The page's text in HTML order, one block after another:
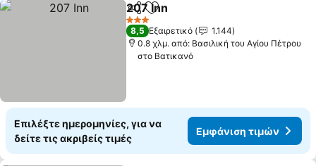
Κοινοποίηση
Προσθήκη στα αγαπημένα
207 Inn
3 Αστέρια
8,5 Εξαιρετικό
1.144
0.8 χλμ. από: Βασιλική του Αγίου Πέτρου
στο Βατικανό
Επιλέξτε ημερομηνίες, για να
δείτε τις ακριβείς τιμές
Εμφάνιση τιμών